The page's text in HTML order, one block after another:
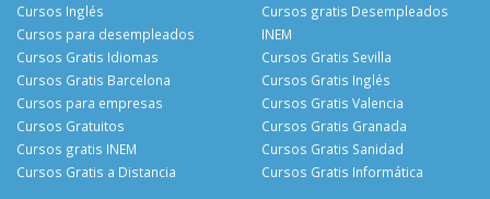
Cursos Inglés
Cursos para desempleados
Cursos Gratis Idiomas
Cursos Gratis Barcelona
Cursos gratis Desempleados
INEM
Cursos Gratis Sevilla
Cursos Gratis Inglés
Cursos para empresas
Cursos Gratuitos
Cursos gratis INEM
Cursos Gratis a Distancia
Cursos Gratis Valencia
Cursos Gratis Granada
Cursos Gratis Sanidad
Cursos Gratis Informática